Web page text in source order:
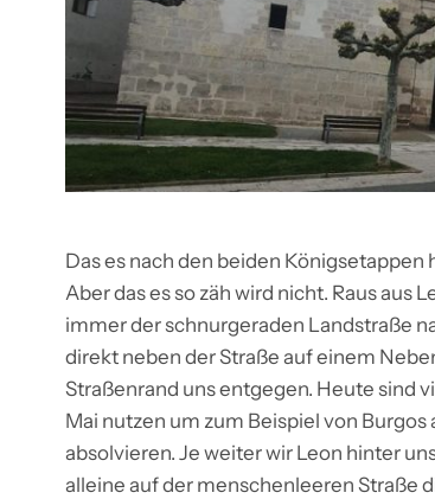
Das es nach den beiden
Aber das es so zäh wird nicht. Raus aus
immer der schnurgeraden Landstraße
direkt neben der Straße auf einem
Straßenrand uns entgegen. Heute sind
Mai nutzen um zum Beispiel von
absolvieren. Je weiter wir Leon hinter
alleine auf der menschenleeren Straße